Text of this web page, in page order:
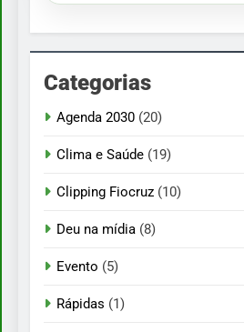
Categorias
Agenda 2030 (20)
Clima e Saúde (19)
Clipping Fiocruz (10)
Deu na mídia (8)
Evento (5)
Rápidas (1)